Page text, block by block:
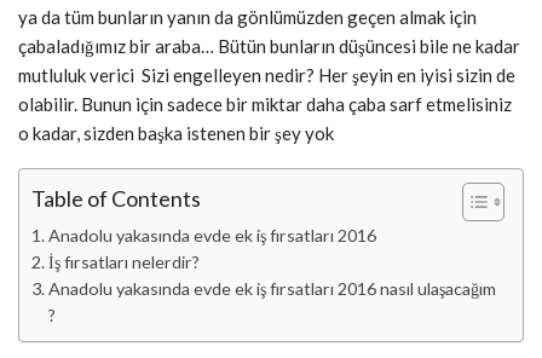
ya da tüm bunların yanın da gönlümüzden geçen almak için
çabaladığımız bir araba… Bütün bunların düşüncesi bile ne kadar
mutluluk verici Sizi engelleyen nedir? Her şeyin en iyisi sizin de
olabilir. Bunun için sadece bir miktar daha çaba sarf etmelisiniz
o kadar, sizden başka istenen bir şey yok
Table of Contents
Anadolu yakasında evde ek iş fırsatları 2016
İş fırsatları nelerdir?
Anadolu yakasında evde ek iş fırsatları 2016 nasıl ulaşacağım
?